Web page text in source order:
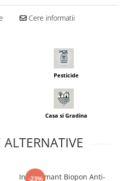
Cere informatii
Pesticide
Casa si Gradina
ALTERNATIVE
-23%
Ingrasamant Biopon Anti-